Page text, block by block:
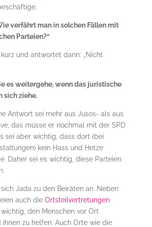
verfährt man in solchen Fällen mit
Parteien?“
und antwortet dann: „Nicht
es weitergehe, wenn das juristische
sich ziehe.
Antwort sei mehr aus Jusos- als aus
das müsse er nochmal mit der SPD
sei aber wichtig, dass dort (bei
kein Hass und Hetze
Daher sei es wichtig, diese Parteien
Jada zu den Beiräten an. Neben
auch die Ortsteilvertretungen
den Menschen vor Ort
ihnen zu helfen. Auch Orte wie die